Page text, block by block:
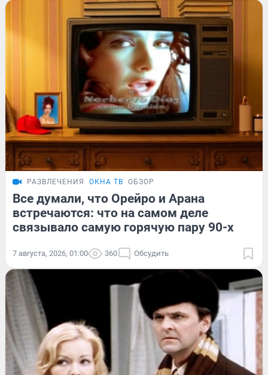
РАЗВЛЕЧЕНИЯ ОКНА ТВ ОБЗОР
Все думали, что Орейро и Арана
встречаются: что на самом деле
связывало самую горячую пару 90-х
7 августа, 2026, 01:00 360 Обсудить